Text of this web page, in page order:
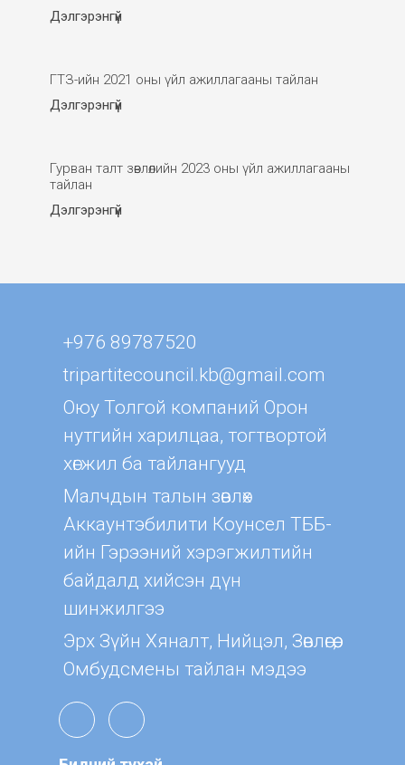
Дэлгэрэнгүй
ГТЗ-ийн 2021 оны үйл ажиллагааны тайлан
Дэлгэрэнгүй
Гурван талт зөвлөлийн 2023 оны үйл ажиллагааны
тайлан
Дэлгэрэнгүй
+976 89787520
tripartitecouncil.kb@gmail.com
Оюу Толгой компаний Орон
нутгийн харилцаа, тогтвортой
хөгжил ба тайлангууд
Малчдын талын зөвлөх
Aккаунтэбилити Коунсел ТББ-
ийн Гэрээний хэрэгжилтийн
байдалд хийсэн дүн
шинжилгээ
Эрх Зүйн Хяналт, Нийцэл, Зөвлөгөө,
Омбудсмены тайлан мэдээ